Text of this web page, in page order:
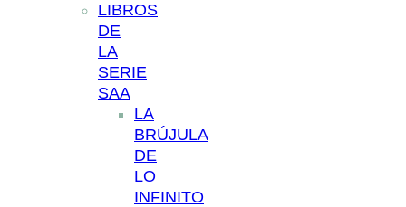
LIBROS
DE
LA
SERIE
SAA
LA
BRÚJULA
DE
LO
INFINITO